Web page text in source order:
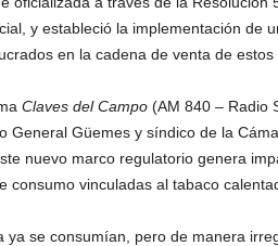
y estableció la implementación de
en la cadena de venta de estos
Claves del Campo(AM 840 – Radio
General Güemes y síndico de la
nuevo marco regulatorio genera
consumo vinculadas al tabaco
ya se consumían, pero de manera